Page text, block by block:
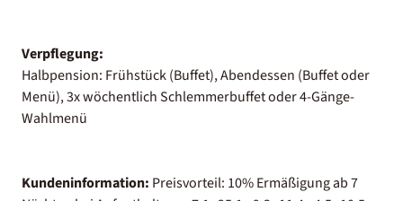
Verpflegung:
Halbpension: Frühstück (Buffet), Abendessen (Buffet oder
Menü), 3x wöchentlich Schlemmerbuffet oder 4-Gänge-
Wahlmenü
Kundeninformation: Preisvorteil: 10% Ermäßigung ab 7